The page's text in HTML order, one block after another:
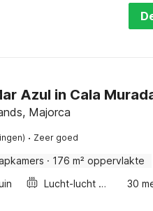
Azul in Cala
Majorca
· Zeer goed
· 176 m² oppervlakte
Lucht-lucht warmtepomp 30